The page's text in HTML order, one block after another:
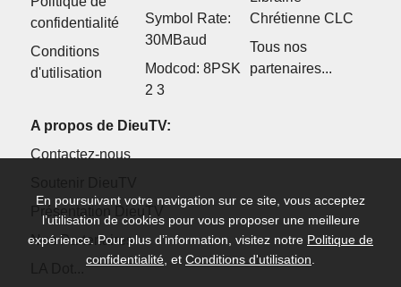
confidentialité
Conditions
d'utilisation
Symbol Rate:
30MBaud
Modcod: 8PSK
2 3
Chrétienne CLC
Tous nos
partenaires...
A propos de DieuTV:
Contactez-nous
Présentation DieuTV
Nos Partenaires
En poursuivant votre navigation sur ce site, vous acceptez
l’utilisation de cookies pour vous proposer une meilleure
expérience. Pour plus d’information, visitez notre Politique de
confidentialité , et Conditions d'utilisation